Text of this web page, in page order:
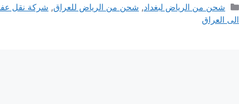
التصنيفات
شحن من الرياض لبغداد, شحن من الرياض للعراق, شركة نقل
الى العراق